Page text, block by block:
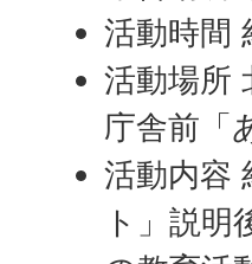
活動時間
活動場所
庁舎前「
活動内容
ト」説